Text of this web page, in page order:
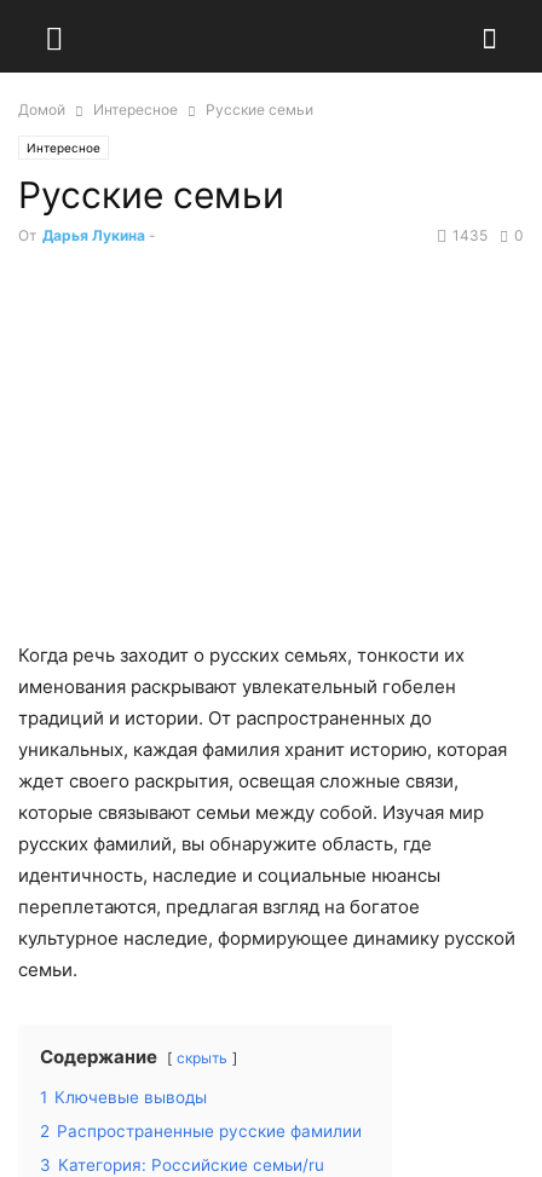
Домой Интересное Русские семьи
Интересное
Русские семьи
От Дарья Лукина - 0
1435
Когда речь заходит о русских семьях, тонкости их
именования раскрывают увлекательный гобелен
традиций и истории. От распространенных до
уникальных, каждая фамилия хранит историю, которая
ждет своего раскрытия, освещая сложные связи,
которые связывают семьи между собой. Изучая мир
русских фамилий, вы обнаружите область, где
идентичность, наследие и социальные нюансы
переплетаются, предлагая взгляд на богатое
культурное наследие, формирующее динамику русской
семьи.
Содержание скрыть
1 Ключевые выводы
2 Распространенные русские фамилии
3 Категория: Российские семьи/ru